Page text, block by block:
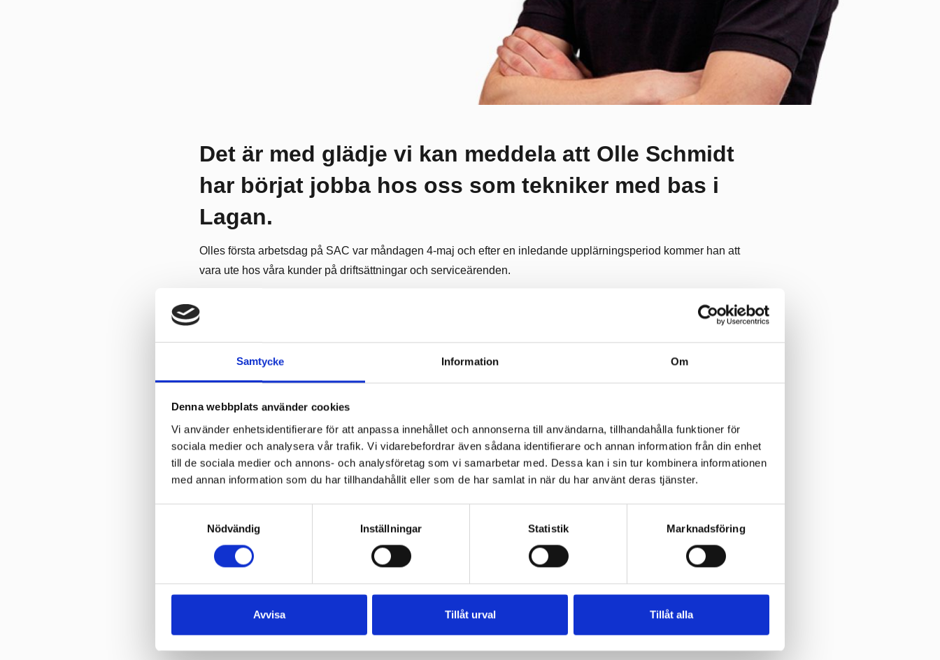
Samtycke Information Om
Denna webbplats använder cookies
Vi använder enhetsidentifierare för att anpassa innehållet och annonserna till användarna, tillhandahålla funktioner för
sociala medier och analysera vår trafik. Vi vidarebefordrar även sådana identifierare och annan information från din enhet
till de sociala medier och annons- och analysföretag som vi samarbetar med. Dessa kan i sin tur kombinera informationen
med annan information som du har tillhandahållit eller som de har samlat in när du har använt deras tjänster.
Nödvändig
Inställningar Statistik Marknadsföring
Avvisa Tillåt urval Tillåt alla
Det är med glädje vi kan meddela att Olle Schmidt
har börjat jobba hos oss som tekniker med bas i
Lagan.
Olles första arbetsdag på SAC var måndagen 4-maj och efter en inledande upplärningsperiod kommer han att
vara ute hos våra kunder på driftsättningar och serviceärenden.
–
med samma entusiasm som ni välkomnar oss andra på SAC idag.
Varmt välkommen till SAC Nordic, Olle!
Dela artikeln